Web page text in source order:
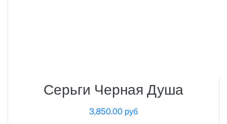
Серьги Черная Душа
3,850.00 руб